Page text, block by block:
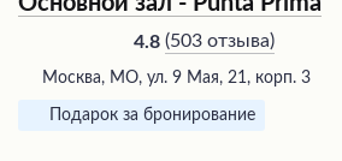
4.8 (503 отзыва)
Москва, МО, ул. 9 Мая, 21, корп. 3
Подарок за бронирование